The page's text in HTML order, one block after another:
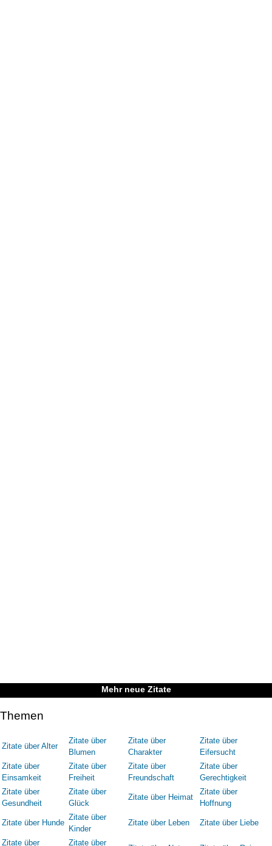
Mehr neue Zitate
Themen
Zitate über Alter
Zitate über
Blumen
Zitate über
Charakter
Zitate über
Eifersucht
Zitate über
Einsamkeit
Zitate über
Freiheit
Zitate über
Freundschaft
Zitate über
Gerechtigkeit
Zitate über
Gesundheit
Zitate über
Glück
Zitate über Heimat
Zitate über
Hoffnung
Zitate über Hunde
Zitate über
Kinder
Zitate über Leben Zitate über Liebe
Zitate über Zitate über